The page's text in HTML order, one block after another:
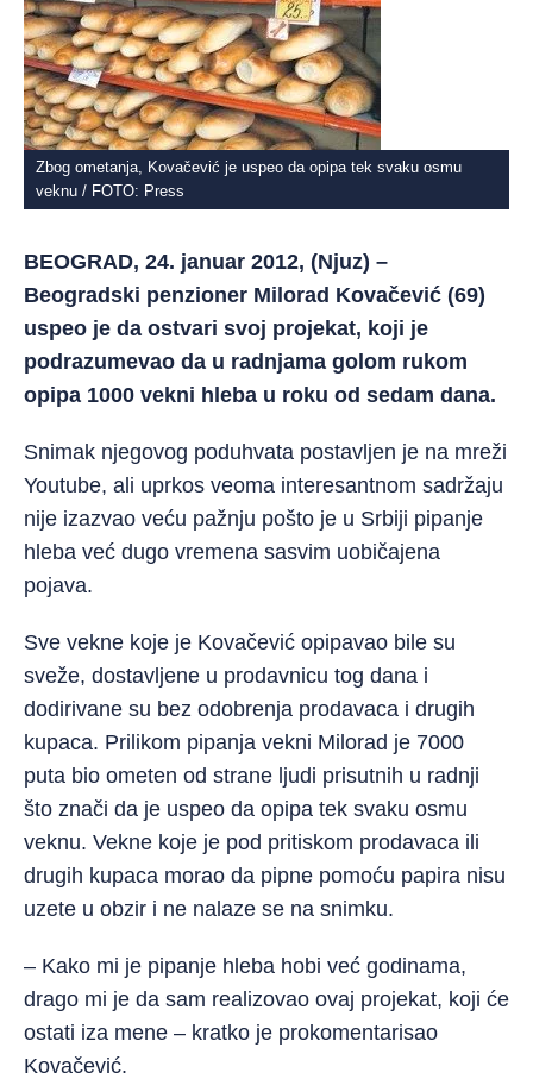
Zbog ometanja, Kovačević je uspeo da opipa tek svaku osmu
veknu / FOTO: Press
BEOGRAD, 24. januar 2012, (Njuz) –
Beogradski penzioner Milorad Kovačević (69)
uspeo je da ostvari svoj projekat, koji je
podrazumevao da u radnjama golom rukom
opipa 1000 vekni hleba u roku od sedam dana.
Snimak njegovog poduhvata postavljen je na mreži
Youtube, ali uprkos veoma interesantnom sadržaju
nije izazvao veću pažnju pošto je u Srbiji pipanje
hleba već dugo vremena sasvim uobičajena
pojava.
Sve vekne koje je Kovačević opipavao bile su
sveže, dostavljene u prodavnicu tog dana i
dodirivane su bez odobrenja prodavaca i drugih
kupaca. Prilikom pipanja vekni Milorad je 7000
puta bio ometen od strane ljudi prisutnih u radnji
što znači da je uspeo da opipa tek svaku osmu
veknu. Vekne koje je pod pritiskom prodavaca ili
drugih kupaca morao da pipne pomoću papira nisu
uzete u obzir i ne nalaze se na snimku.
– Kako mi je pipanje hleba hobi već godinama,
drago mi je da sam realizovao ovaj projekat, koji će
ostati iza mene – kratko je prokomentarisao
Kovačević.